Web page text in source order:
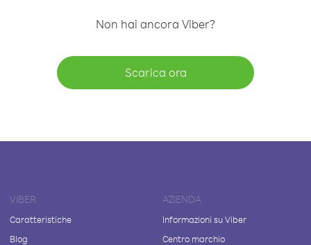
Non hai ancora Viber?
Scarica ora
VIBER
Caratteristiche
Blog
AZIENDA
Informazioni su Viber
Centro marchio